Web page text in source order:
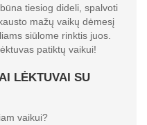
tiesiog dideli, spalvoti
mažų vaikų dėmesį
siūlome rinktis juos.
patiktų vaikui!
LĖKTUVAI SU
vaikui?